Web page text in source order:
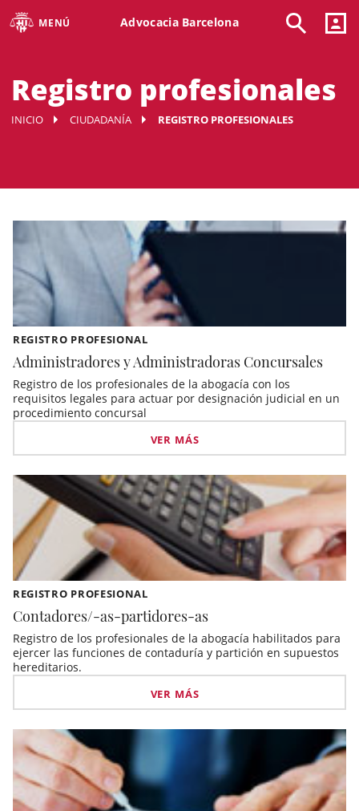
MENÚ Advocacia Barcelona
Registro profesionales
INICIO CIUDADANÍA REGISTRO PROFESIONALES
REGISTRO PROFESIONAL
Administradores y Administradoras Concursales
Registro de los profesionales de la abogacía con los
requisitos legales para actuar por designación judicial en un
procedimiento concursal
VER MÁS
REGISTRO PROFESIONAL
Contadores/-as-partidores-as
Registro de los profesionales de la abogacía habilitados para
ejercer las funciones de contaduría y partición en supuestos
hereditarios.
VER MÁS